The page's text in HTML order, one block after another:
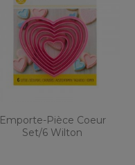
Emporte-Pièce Coeur
Set/6 Wilton